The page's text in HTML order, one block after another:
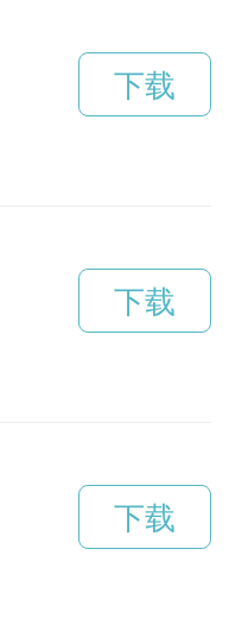
下载
下载
下载